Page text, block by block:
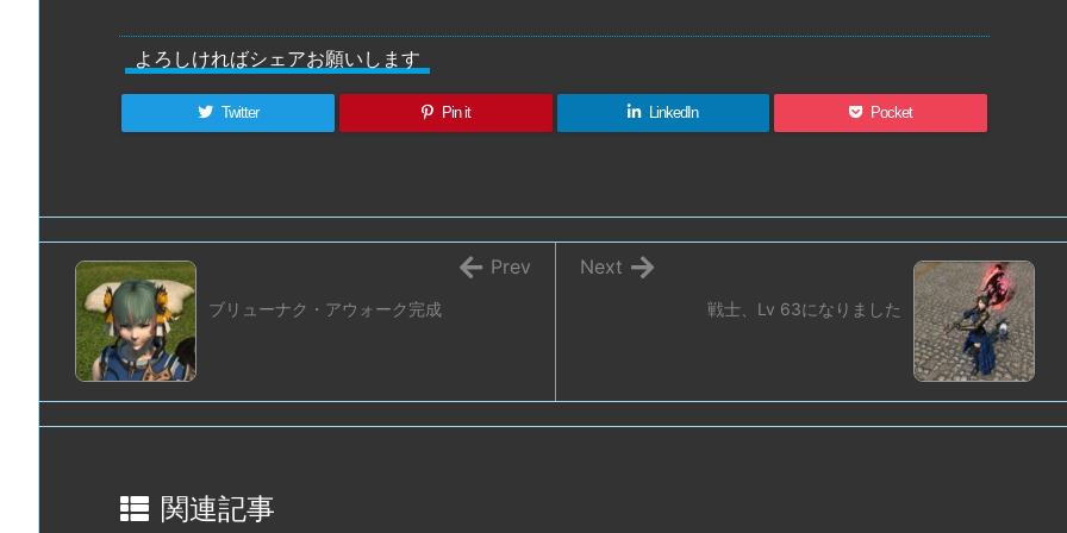
よろしければシェアお願いします
Twitter Pin it LinkedIn Pocket
戦士、Lv 63になりました
Next
ブリューナク・アウォーク完成
Prev
関連記事